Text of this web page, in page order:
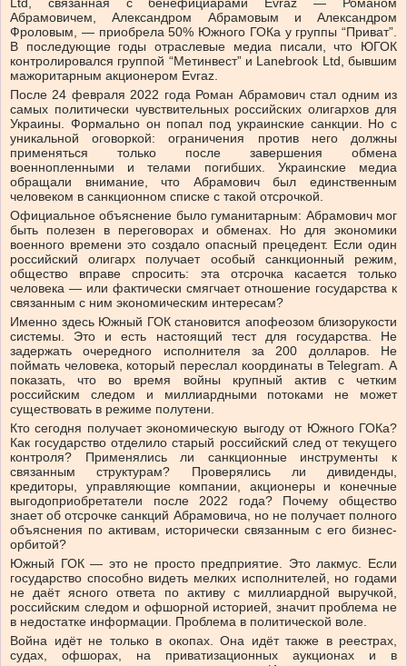
Абрамовичем, Александром Абрамовым и Александром
Фроловым, — приобрела 50% Южного ГОКа у группы “Приват”.
В последующие годы отраслевые медиа писали, что ЮГОК
контролировался группой “Метинвест” и Lanebrook Ltd, бывшим
мажоритарным акционером Evraz.
После 24 февраля 2022 года Роман Абрамович стал одним из
самых политически чувствительных российских олигархов для
Украины. Формально он попал под украинские санкции. Но с
уникальной оговоркой: ограничения против него должны
применяться только после завершения обмена
военнопленными и телами погибших. Украинские медиа
обращали внимание, что Абрамович был единственным
человеком в санкционном списке с такой отсрочкой.
Официальное объяснение было гуманитарным: Абрамович мог
быть полезен в переговорах и обменах. Но для экономики
военного времени это создало опасный прецедент. Если один
российский олигарх получает особый санкционный режим,
общество вправе спросить: эта отсрочка касается только
человека — или фактически смягчает отношение государства к
связанным с ним экономическим интересам?
Именно здесь Южный ГОК становится апофеозом близорукости
системы. Это и есть настоящий тест для государства. Не
задержать очередного исполнителя за 200 долларов. Не
поймать человека, который переслал координаты в Telegram. А
показать, что во время войны крупный актив с четким
российским следом и миллиардными потоками не может
существовать в режиме полутени.
Кто сегодня получает экономическую выгоду от Южного ГОКа?
Как государство отделило старый российский след от текущего
контроля? Применялись ли санкционные инструменты к
связанным структурам? Проверялись ли дивиденды,
кредиторы, управляющие компании, акционеры и конечные
выгодоприобретатели после 2022 года? Почему общество
знает об отсрочке санкций Абрамовича, но не получает полного
объяснения по активам, исторически связанным с его бизнес-
орбитой?
Южный ГОК — это не просто предприятие. Это лакмус. Если
государство способно видеть мелких исполнителей, но годами
не даёт ясного ответа по активу с миллиардной выручкой,
российским следом и офшорной историей, значит проблема не
в недостатке информации. Проблема в политической воле.
Война идёт не только в окопах. Она идёт также в реестрах,
судах, офшорах, на приватизационных аукционах и в